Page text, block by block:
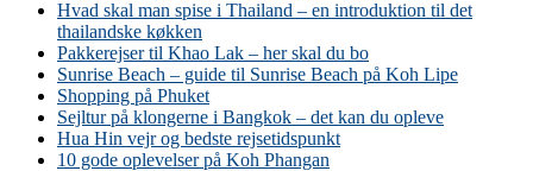
Hvad skal man spise i Thailand – en introduktion til det
thailandske køkken
Pakkerejser til Khao Lak – her skal du bo
Sunrise Beach – guide til Sunrise Beach på Koh Lipe
Shopping på Phuket
Sejltur på klongerne i Bangkok – det kan du opleve
Hua Hin vejr og bedste rejsetidspunkt
10 gode oplevelser på Koh Phangan